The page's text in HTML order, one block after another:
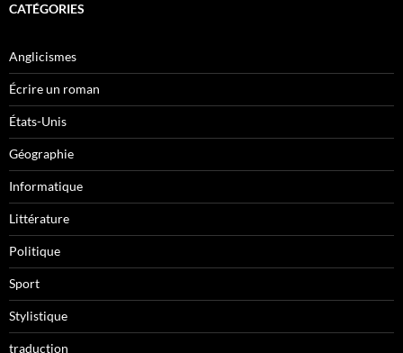
CATÉGORIES
Anglicismes
Écrire un roman
États-Unis
Géographie
Informatique
Littérature
Politique
Sport
Stylistique
traduction